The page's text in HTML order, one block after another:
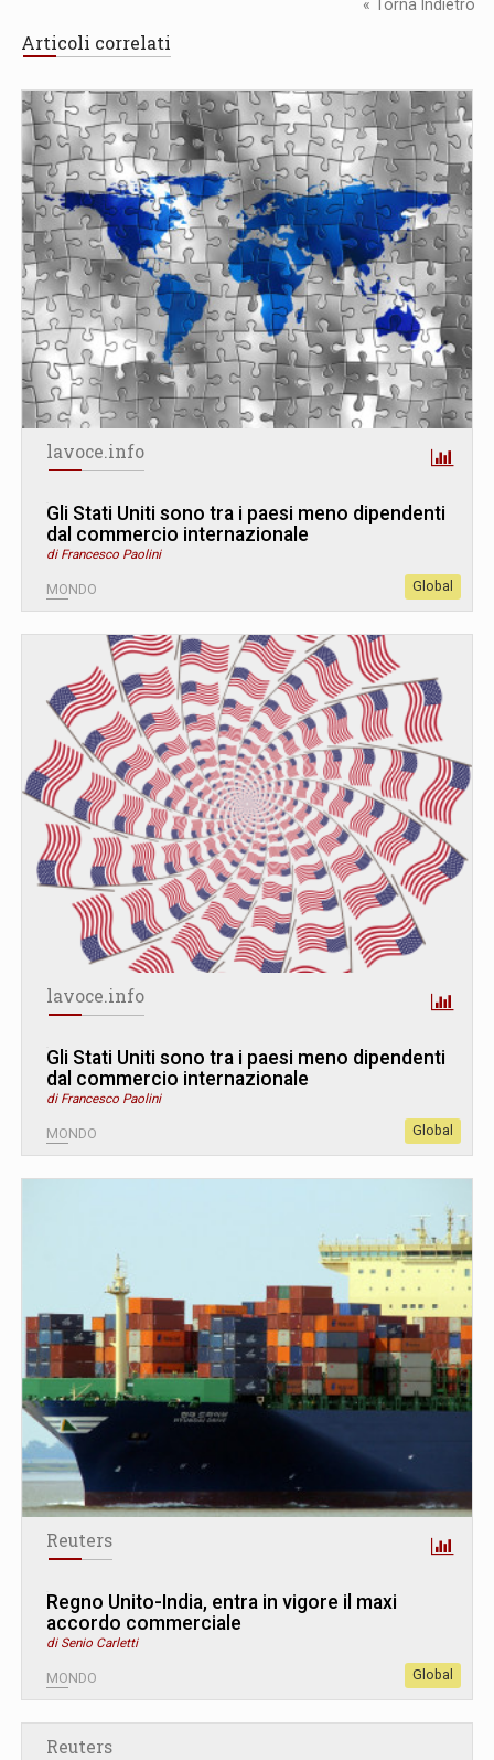
« Torna Indietro
Articoli correlati
lavoce.info
Gli Stati Uniti sono tra i paesi meno dipendenti
dal commercio internazionale
di Francesco Paolini
MONDO Global
lavoce.info
Gli Stati Uniti sono tra i paesi meno dipendenti
dal commercio internazionale
di Francesco Paolini
MONDO Global
Reuters
Regno Unito-India, entra in vigore il maxi
accordo commerciale
di Senio Carletti
MONDO Global
Reuters